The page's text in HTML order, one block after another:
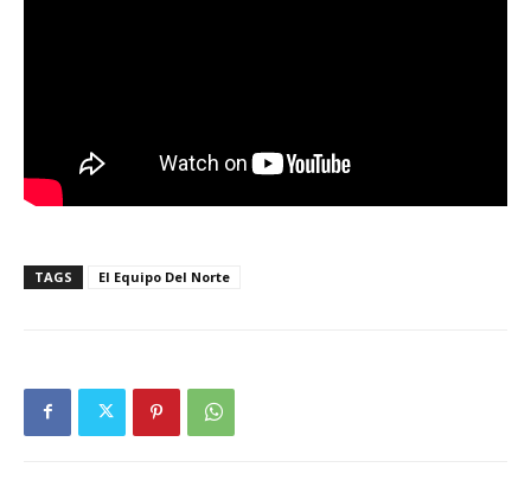
TAGS El Equipo Del Norte